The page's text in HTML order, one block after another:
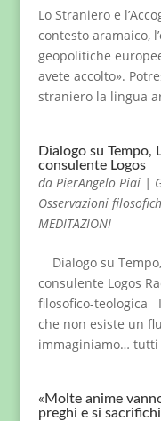
Lo Straniero e
contesto aramaico,
geopolitiche
avete accolto».
straniero la lingua
Dialogo su Tempo,
consulente Logos
da PierAngelo Piai|
Osservazioni
MEDITAZIONI
Dialogo su
consulente Logos
filosofico-teologica
che non esiste un
immaginiamo… tutti
«Molte anime
preghi e si